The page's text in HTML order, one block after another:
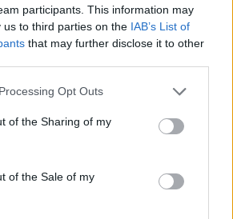
participants. This information may
us to third parties on the IAB’s List of
that may further disclose it to other
Opt Outs
of the Sharing of my
of the Sale of my
kap röhögőgörcsöt az új
fel kanapéikon a kormány döntése